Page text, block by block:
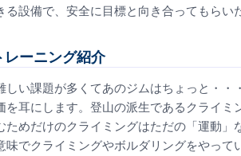
る設備で、安全に目標と向き合ってもらい
レーニング紹介
しい課題が多くてあのジムはちょっと・
を耳にします。登山の派生であるクライ
ためだけのクライミングはただの「運動
味でクライミングやボルダリングをやっ